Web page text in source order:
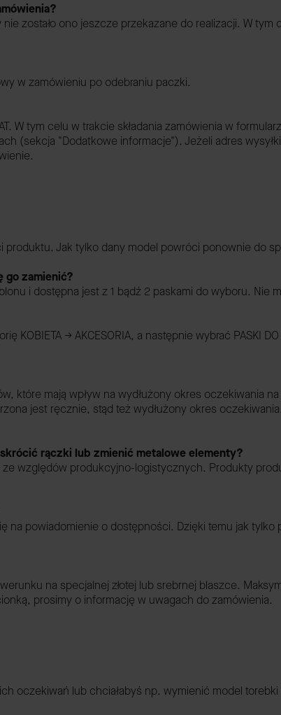
zostało ono jeszcze przekazane do realizacji. W tym
w zamówieniu po odebraniu paczki.
W tym celu w trakcie składania zamówienia w
(sekcja "Dodatkowe informacje"). Jeżeli adres
Jak tylko dany model powróci ponownie do
go zamienić?
i dostępna jest z 1 bądź 2 paskami do wyboru. Nie
-> AKCESORIA, a następnie wybrać PASKI
które mają wpływ na wydłużony okres oczekiwania
jest ręcznie, stąd też wydłużony okres
rączki lub zmienić metalowe elementy?
względów produkcyjno-logistycznych. Produkty
powiadomienie o dostępności. Dzięki temu jak
na specjalnej złotej lub srebrnej blaszce.
prosimy o informację w uwagach do zamówienia.
oczekiwań lub chciałabyś np. wymienić model